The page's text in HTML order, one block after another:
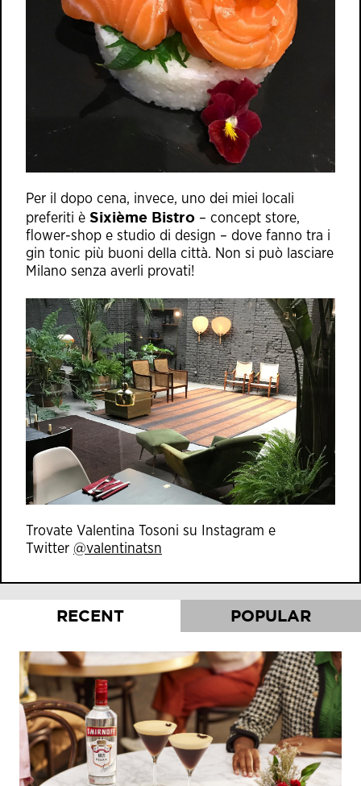
Per il dopo cena, invece, uno dei miei locali
preferiti è Sixième Bistro – concept store,
flower-shop e studio di design – dove fanno tra i
gin tonic più buoni della città. Non si può lasciare
Milano senza averli provati!
Trovate Valentina Tosoni su Instagram e
Twitter @valentinatsn
RECENT POPULAR